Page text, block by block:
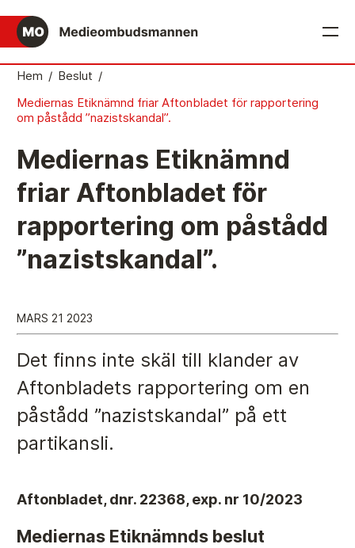
Det medieetiska systemet
Mediernas Etiknämnd fattar de avgörande besluten
Publicitetsreglerna – grunden i det medieetiska
systemet
Caspar Opitz är MO
Medieetikens historia
Anmälan och beslut
De senaste besluten
Så här gör du en anmälan
Fyll i din anmälan
Hem / Beslut /
Mediernas Etiknämnd friar Aftonbladet för rapportering
om påstådd ”nazistskandal”.
Mediernas Etiknämnd
friar Aftonbladet för
rapportering om påstådd
”nazistskandal”.
MARS 21 2023
Det finns inte skäl till klander av
Aftonbladets rapportering om en
påstådd ”nazistskandal” på ett
partikansli.
Aftonbladet, dnr. 22368, exp. nr 10/2023
Mediernas Etiknämnds beslut